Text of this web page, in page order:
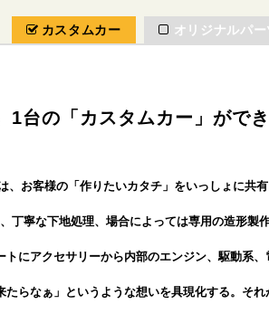
カスタムカー オリジナルパー
1台の「カスタムカー」がで
、お客様の「作りたいカタチ」をいっしょに共
丁寧な下地処理、 場合によっては専用の造形製
トにアクセサリーから内部のエンジン、駆動系、
たらなぁ」というような想いを具現化する。それ